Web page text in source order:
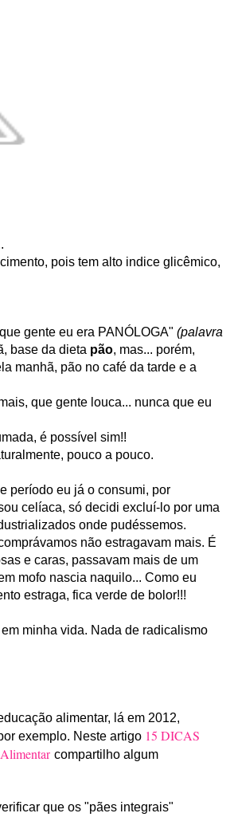
pois tem alto indice glicêmico,
gente eu era PANÓLOGA" (palavra
base da dieta pão, mas... porém,
manhã, pão no café da tarde e a
que gente louca... nunca que eu
é possível sim!!
pouco a pouco.
período eu já o consumi, por
celíaca, só decidi excluí-lo por uma
onde pudéssemos.
não estragavam mais. É
e caras, passavam mais de um
mofo nascia naquilo... Como eu
estraga, fica verde de bolor!!!
minha vida. Nada de radicalismo
alimentar, lá em 2012,
exemplo. Neste artigo 15 DICAS
compartilho algum
que os "pães integrais"